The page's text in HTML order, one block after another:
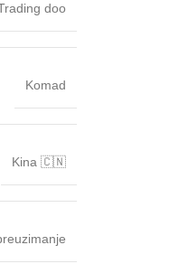
doo
Komad
Kina 🇨🇳